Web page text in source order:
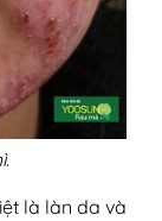
là làn da và